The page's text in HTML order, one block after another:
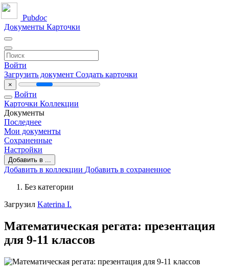
Pubdoc
Документы Карточки
Войти
Загрузить документ Создать карточки
×
Войти
Карточки Коллекции
Документы
Последнее
Мои документы
Сохраненные
Настройки
Добавить в ...
Добавить в коллекции Добавить в сохраненное
Без категории
Загрузил Katerina I.
Математическая регата: презентация
для 9-11 классов